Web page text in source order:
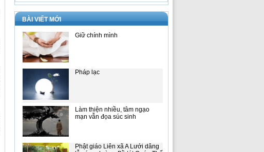
BÀI VIẾT MỚI
Giữ chính mình
Pháp lạc
Làm thiện nhiều, tâm ngạo
mạn vẫn đọa súc sinh
Phật giáo Liên xã A Lưới dâng